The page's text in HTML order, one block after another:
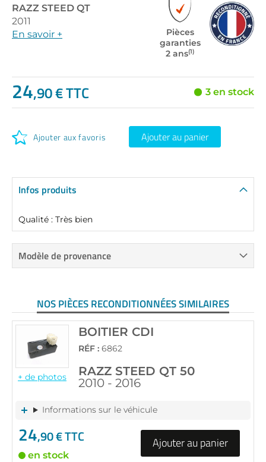
gallery
RAZZ STEED QT
2011
En savoir +
Pièces
garanties
2 ans(1)
24,90 € TTC 3 en stock
Ajouter aux favoris Ajouter au panier
Infos produits
Qualité : Très bien
Modèle de provenance
NOS PIÈCES RECONDITIONNÉES SIMILAIRES
+ de photos
BOITIER CDI
RÉF : 6862
RAZZ STEED QT 50
2010 - 2016
Informations sur le véhicule
24,90 € TTC
en stock
Ajouter au panier